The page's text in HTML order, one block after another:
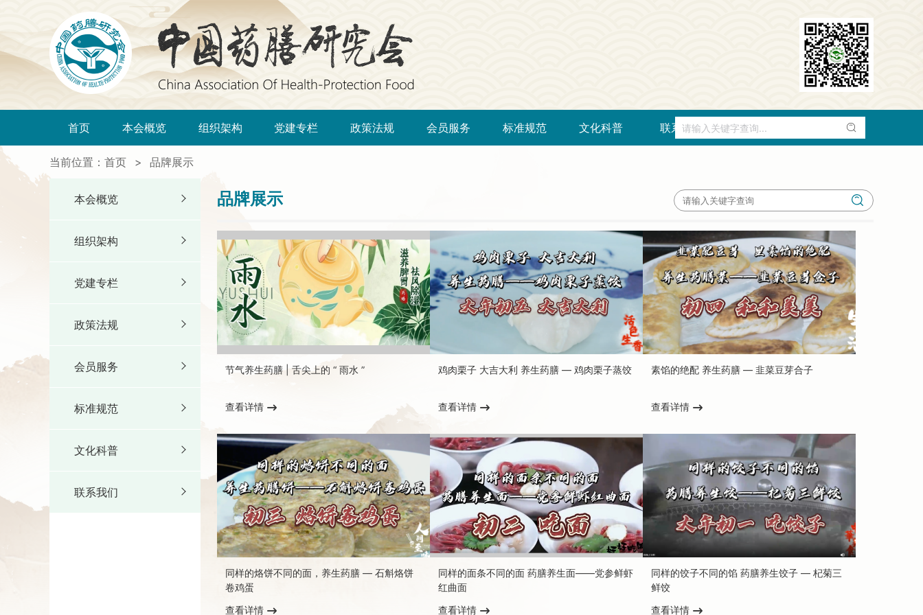
首页 本会概览 组织架构 党建专栏 政策法规 会员服务 标准规范 文化科普 联系我们
当前位置： 首页 > 品牌展示
本会概览
组织架构
党建专栏
政策法规
会员服务
标准规范
文化科普
联系我们
品牌展示
节气养生药膳 | 舌尖上的 “ 雨水 ”
查看详情
鸡肉栗子 大吉大利 养生药膳 — 鸡肉栗子蒸饺
查看详情
素馅的绝配 养生药膳 — 韭菜豆芽合子
查看详情
同样的烙饼不同的面，养生药膳 — 石斛烙饼
卷鸡蛋
查看详情
同样的面条不同的面 药膳养生面——党参鲜虾
红曲面
查看详情
同样的饺子不同的馅 药膳养生饺子 — 杞菊三
鲜饺
查看详情